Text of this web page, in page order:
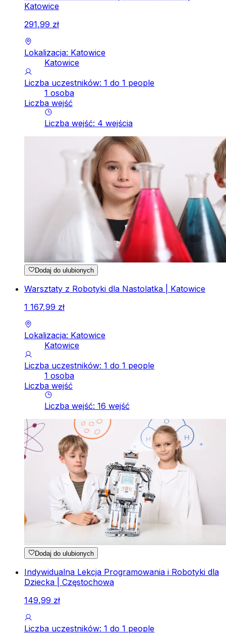
Katowice
291,99 zł
Lokalizacja: Katowice
Katowice
Liczba uczestników: 1 do 1 people
1 osoba
Liczba wejść
Liczba wejść: 4 wejścia
Dodaj do ulubionych
Warsztaty z Robotyki dla Nastolatka | Katowice
1 167,99 zł
Lokalizacja: Katowice
Katowice
Liczba uczestników: 1 do 1 people
1 osoba
Liczba wejść
Liczba wejść: 16 wejść
Dodaj do ulubionych
Indywidualna Lekcja Programowania i Robotyki dla
Dziecka | Częstochowa
149,99 zł
Liczba uczestników: 1 do 1 people